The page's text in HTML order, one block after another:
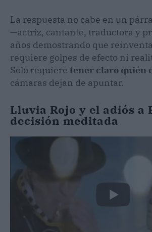
La respuesta no cabe en un
—actriz, cantante, traductora y
años demostrando que
requiere golpes de efecto ni
Solo requiere tener claro quién
cámaras dejan de apuntar.
Lluvia Rojo y el adiós a
decisión meditada